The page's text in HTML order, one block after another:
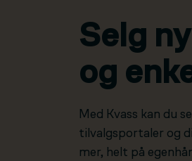
Selg
og
Med Kvass kan du
tilvalgsportaler og
mer, helt på